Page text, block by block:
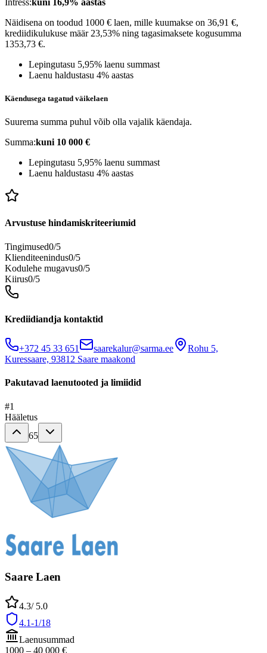
Näidisena on toodud 1000 € laen, mille kuumakse on 36,91 €,
krediidikulukuse määr 23,53% ning tagasimaksete kogusumma
1353,73 €.
Lepingutasu 5,95% laenu summast
Laenu haldustasu 4% aastas
Käendusega tagatud väikelaen
Suurema summa puhul võib olla vajalik käendaja.
Summa:kuni 10 000 €
Lepingutasu 5,95% laenu summast
Laenu haldustasu 4% aastas
Arvustuse hindamiskriteeriumid
Tingimused0/5
Klienditeenindus0/5
Kodulehe mugavus0/5
Kiirus0/5
Krediidiandja kontaktid
+372 45 33 651 saarekalur@sarma.ee
Rohu 5,
Kuressaare, 93812 Saare maakond
Pakutavad laenutooted ja limiidid
#1
Hääletus
65
Saare Laen
4.3/ 5.0
4.1-1/18
Laenusummad
1000 – 40 000 €